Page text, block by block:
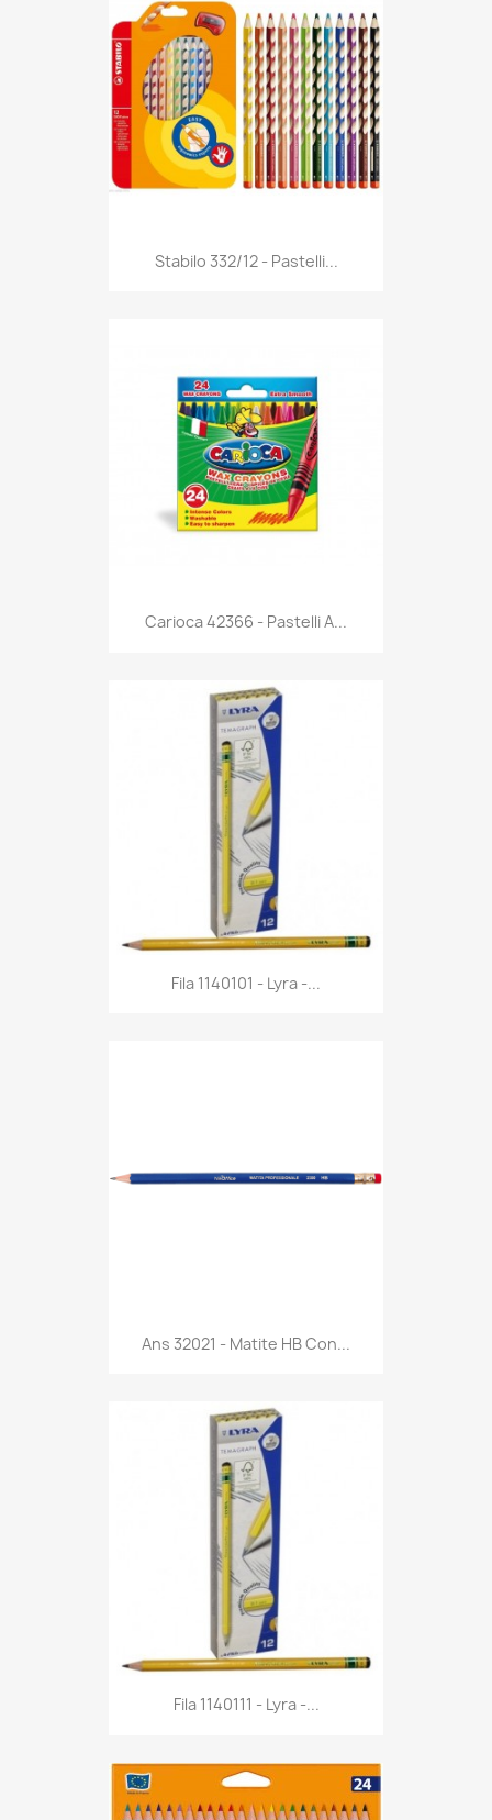
Anteprima
Stabilo 332/12 - Pastelli...
Anteprima
Carioca 42366 - Pastelli A...
Anteprima
Fila 1140101 - Lyra -...
Anteprima
Ans 32021 - Matite HB Con...
Anteprima
Fila 1140111 - Lyra -...